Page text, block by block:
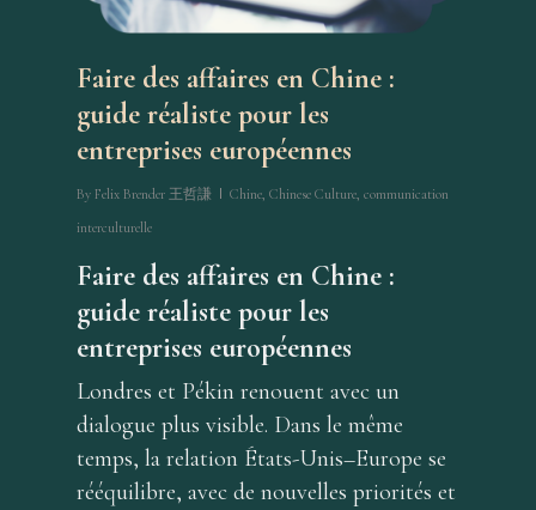
Faire des affaires en Chine :
guide réaliste pour les
entreprises européennes
By Felix Brender 王哲謙 Chine, Chinese Culture, communication
interculturelle
Faire des affaires en Chine :
guide réaliste pour les
entreprises européennes
Londres et Pékin renouent avec un
dialogue plus visible. Dans le même
temps, la relation États-Unis–Europe se
rééquilibre, avec de nouvelles priorités et